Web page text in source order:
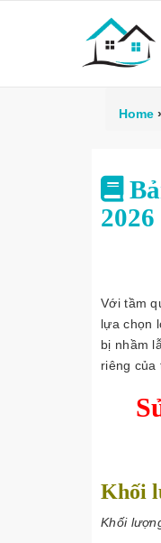
Home
2026
Với tầm
lựa chọn
bị nhầm
riêng của
Khối
Khối